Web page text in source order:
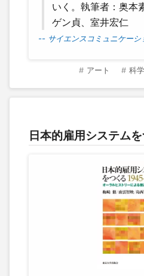
いく。執筆者：奥本
ゲン貞、室井宏仁
-- サイエンスコミュニケー
アート 科学
日本的雇用システム